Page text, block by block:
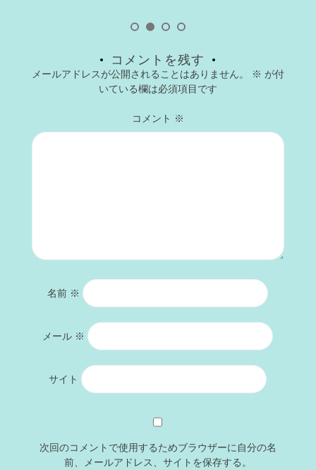
コメントを残す
メールアドレスが公開されることはありません。 ※ が付
いている欄は必須項目です
コメント ※
名前 ※
メール ※
サイト
次回のコメントで使用するためブラウザーに自分の名
前、メールアドレス、サイトを保存する。